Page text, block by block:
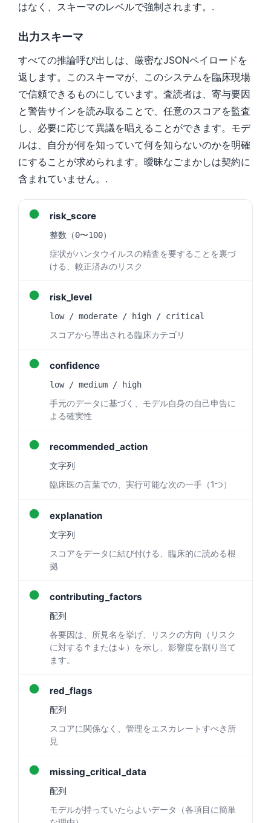
はなく、スキーマのレベルで強制されます。.
出力スキーマ
すべての推論呼び出しは、厳密なJSONペイロードを
返します。このスキーマが、このシステムを臨床現場
で信頼できるものにしています。査読者は、寄与要因
と警告サインを読み取ることで、任意のスコアを監査
し、必要に応じて異議を唱えることができます。モデ
ルは、自分が何を知っていて何を知らないのかを明確
にすることが求められます。曖昧なごまかしは契約に
含まれていません。.
● risk_score
整数（0〜100）
症状がハンタウイルスの精査を要することを裏づ
ける、較正済みのリスク
● risk_level
low / moderate / high / critical
スコアから導出される臨床カテゴリ
● confidence
low / medium / high
手元のデータに基づく、モデル自身の自己申告に
よる確実性
● recommended_action
文字列
臨床医の言葉での、実行可能な次の一手（1つ）
● explanation
文字列
スコアをデータに結び付ける、臨床的に読める根
拠
● contributing_factors
配列
各要因は、所見名を挙げ、リスクの方向（リスク
に対する↑または↓）を示し、影響度を割り当て
ます。
● red_flags
配列
スコアに関係なく、管理をエスカレートすべき所
見
● missing_critical_data
配列
モデルが持っていたらよいデータ（各項目に簡単
Gàidhlig
Occitan
العربية المغربية
Монгол
ພາສາລາວ
Basa Jawa
ئۇيغۇرچە
Кыргызча
Татар теле
Беларуская мова
Frysk
Ślōnskŏ gŏdka
Norsk bokmål